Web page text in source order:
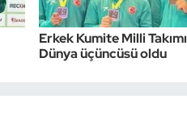
Erkek Kumite Milli Takımı
Dünya üçüncüsü oldu